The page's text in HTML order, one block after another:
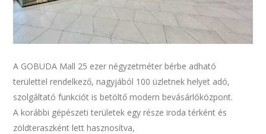
A GOBUDA Mall 25 ezer négyzetméter bérbe adható
területtel rendelkező, nagyjából 100 üzletnek helyet adó,
szolgáltató funkciót is betöltő modern bevásárlóközpont.
A korábbi gépészeti területek egy része iroda térként és
zöldteraszként lett hasznosítva,